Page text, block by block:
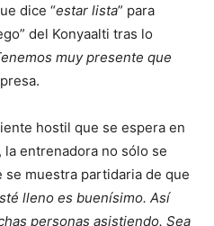
dice “estar lista” para
del Konyaalti tras lo
muy presente que
hostil que se espera en
la entrenadora no sólo se
muestra partidaria de que
lleno es buenísimo. Así
personas asistiendo. Sea